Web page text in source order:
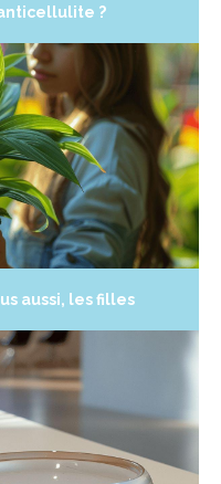
?
aussi, les filles